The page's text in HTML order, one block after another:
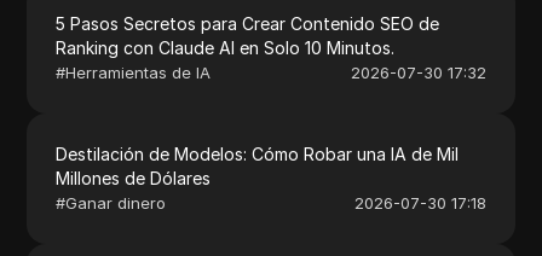
5 Pasos Secretos para Crear Contenido SEO de
Ranking con Claude AI en Solo 10 Minutos.
#Herramientas de IA 2026-07-30 17:32
Destilación de Modelos: Cómo Robar una IA de Mil
Millones de Dólares
#Ganar dinero 2026-07-30 17:18